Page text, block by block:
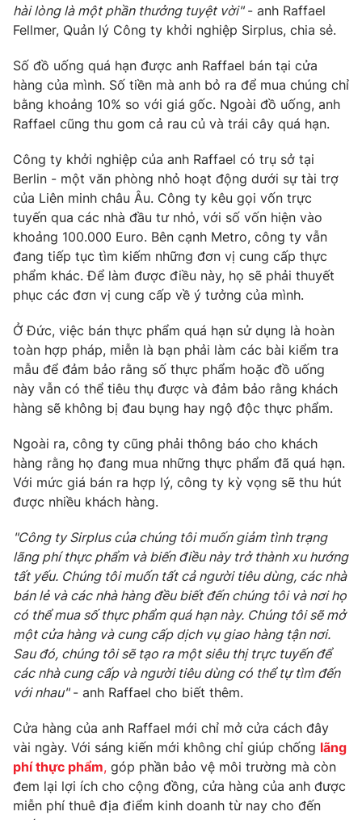
Tư vấn
Emagazine Podcast
Photo Infographic
Video Shorts video
VTV Money VTV Thể thao
VTV Sức khoẻ Bất động sản
VTV4 Vươn mình bằng AI
VTV9 VTV8
Liên hệ tòa soạn English
THỜI BÁO VTV
Theo dõi báo trên
Cơ quan chủ quản:Đài Truyền hình Việt Nam
Cơ quan báo chí: Thời báo VTV
cấp ngày 29/12/2023
Tổng Biên tập: Vũ Thanh Thủy
Phó Tổng Biên tập:Nguyễn Thị Mỹ Hạnh, Phạm Quốc Thắng,
Nguyễn Trọng Ninh
Tổng đài VTV:024.38 355 931 - 024.38 355 932
hài lòng là một phần thưởng tuyệt vời"- anh Raffael
Fellmer, Quản lý Công ty khởi nghiệp Sirplus, chia sẻ.
Số đồ uống quá hạn được anh Raffael bán tại cửa
hàng của mình. Số tiền mà anh bỏ ra để mua chúng chỉ
bằng khoảng 10% so với giá gốc. Ngoài đồ uống, anh
Raffael cũng thu gom cả rau củ và trái cây quá hạn.
Công ty khởi nghiệp của anh Raffael có trụ sở tại
Berlin - một văn phòng nhỏ hoạt động dưới sự tài trợ
của Liên minh châu Âu. Công ty kêu gọi vốn trực
tuyến qua các nhà đầu tư nhỏ, với số vốn hiện vào
khoảng 100.000 Euro. Bên cạnh Metro, công ty vẫn
đang tiếp tục tìm kiếm những đơn vị cung cấp thực
phẩm khác. Để làm được điều này, họ sẽ phải thuyết
phục các đơn vị cung cấp về ý tưởng của mình.
Ở Đức, việc bán thực phẩm quá hạn sử dụng là hoàn
toàn hợp pháp, miễn là bạn phải làm các bài kiểm tra
mẫu để đảm bảo rằng số thực phẩm hoặc đồ uống
này vẫn có thể tiêu thụ được và đảm bảo rằng khách
hàng sẽ không bị đau bụng hay ngộ độc thực phẩm.
Ngoài ra, công ty cũng phải thông báo cho khách
hàng rằng họ đang mua những thực phẩm đã quá hạn.
Với mức giá bán ra hợp lý, công ty kỳ vọng sẽ thu hút
được nhiều khách hàng.
"Công ty Sirplus của chúng tôi muốn giảm tình trạng
lãng phí thực phẩm và biến điều này trở thành xu hướng
tất yếu. Chúng tôi muốn tất cả người tiêu dùng, các nhà
bán lẻ và các nhà hàng đều biết đến chúng tôi và nơi họ
có thể mua số thực phẩm quá hạn này. Chúng tôi sẽ mở
một cửa hàng và cung cấp dịch vụ giao hàng tận nơi.
Sau đó, chúng tôi sẽ tạo ra một siêu thị trực tuyến để
các nhà cung cấp và người tiêu dùng có thể tự tìm đến
với nhau"- anh Raffael cho biết thêm.
Cửa hàng của anh Raffael mới chỉ mở cửa cách đây
vài ngày. Với sáng kiến mới không chỉ giúp chống lãng
phí thực phẩm, góp phần bảo vệ môi trường mà còn
đem lại lợi ích cho cộng đồng, cửa hàng của anh được
miễn phí thuê địa điểm kinh doanh từ nay cho đến